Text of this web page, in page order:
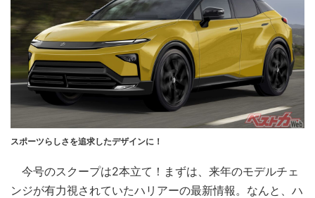
スポーツらしさを追求したデザインに！
今号のスクープは2本立て！まずは、来年のモデルチェ
ンジが有力視されていたハリアーの最新情報。なんと、ハ